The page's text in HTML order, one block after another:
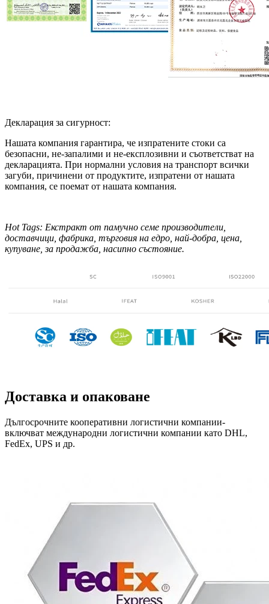
Декларация за сигурност:
Нашата компания гарантира, че изпратените стоки са
безопасни, не-запалими и не-експлозивни и съответстват на
декларацията. При нормални условия на транспорт всички
загуби, причинени от продуктите, изпратени от нашата
компания, се поемат от нашата компания.
Hot Tags: Екстракт от памучно семе производители,
доставчици, фабрика, търговия на едро, най-добра, цена,
купуване, за продажба, насипно състояние.
Доставка и опаковане
Дългосрочните кооперативни логистични компании-
включват международни логистични компании като DHL,
FedEx, UPS и др.